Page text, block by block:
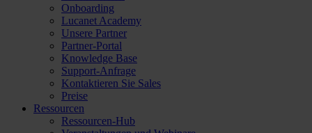
Onboarding
Lucanet Academy
Unsere Partner
Partner-Portal
Knowledge Base
Support-Anfrage
Kontaktieren Sie Sales
Preise
Ressourcen
Ressourcen-Hub